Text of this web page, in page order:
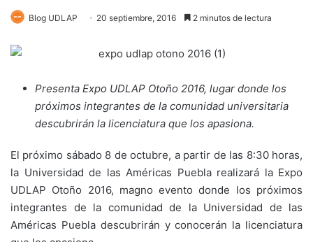
Blog UDLAP 20 septiembre, 2016 2 minutos de lectura
Presenta Expo UDLAP Otoño 2016, lugar donde los
próximos integrantes de la comunidad universitaria
descubrirán la licenciatura que los apasiona.
El próximo sábado 8 de octubre, a partir de las 8:30 horas,
la Universidad de las Américas Puebla realizará la Expo
UDLAP Otoño 2016, magno evento donde los próximos
integrantes de la comunidad de la Universidad de las
Américas Puebla descubrirán y conocerán la licenciatura